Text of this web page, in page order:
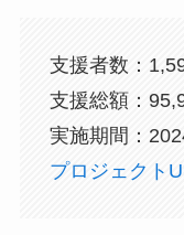
支援者数：
支援総額：
実施期間：
プロジェクト